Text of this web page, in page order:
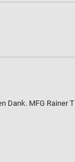
Dank. MFG Rainer T